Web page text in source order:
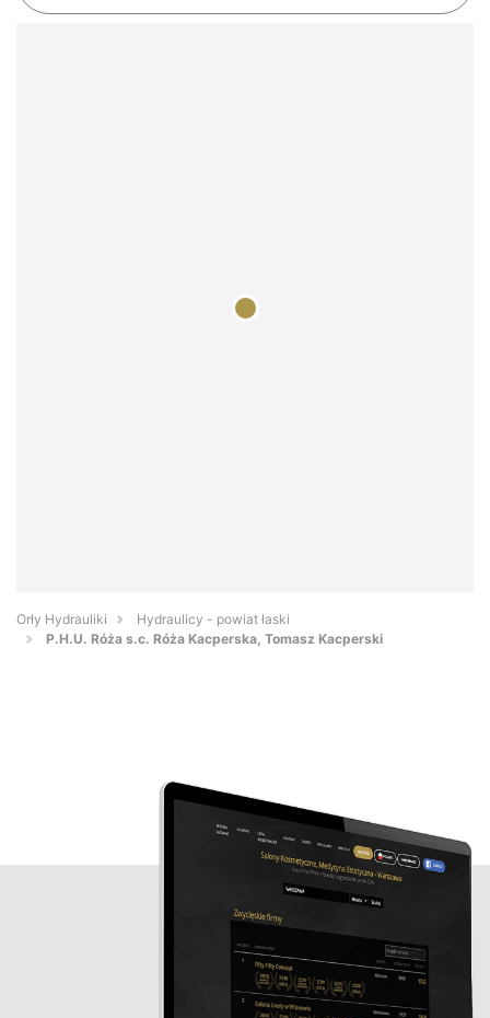
Orły Hydrauliki
Hydraulicy - powiat łaski
P.H.U. Róża s.c. Róża Kacperska, Tomasz Kacperski